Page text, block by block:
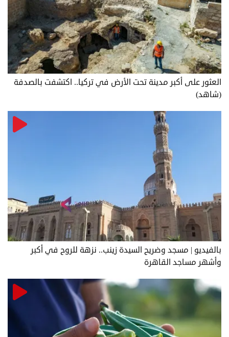
العثور على أكبر مدينة تحت الأرض في تركيا.. اكتشفت بالصدفة
(شاهد)
بالفيديو | مسجد وضريح السيدة زينب.. نزهة للروح في أكبر
وأشهر مساجد القاهرة